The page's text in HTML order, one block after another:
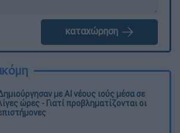
καταχώρηση
με AI νέους ιούς μέσα σε
ώρες - Γιατί προβληματίζονται οι